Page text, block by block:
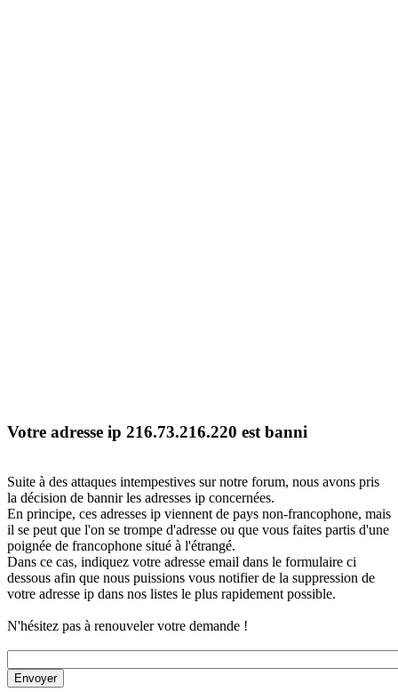
Votre adresse ip 216.73.216.220 est banni
Suite à des attaques intempestives sur notre forum, nous avons pris
la décision de bannir les adresses ip concernées.
En principe, ces adresses ip viennent de pays non-francophone, mais
il se peut que l'on se trompe d'adresse ou que vous faites partis d'une
poignée de francophone situé à l'étrangé.
Dans ce cas, indiquez votre adresse email dans le formulaire ci
dessous afin que nous puissions vous notifier de la suppression de
votre adresse ip dans nos listes le plus rapidement possible.
N'hésitez pas à renouveler votre demande !